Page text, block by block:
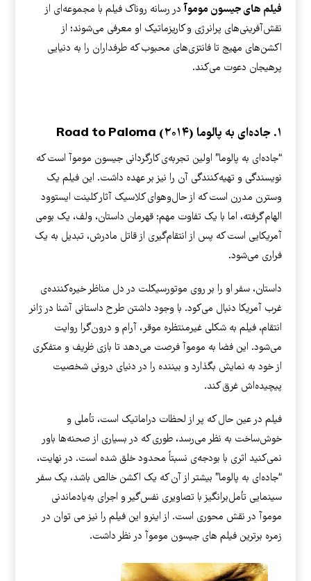
فیلم های جیسون موموآدر رسانه روناک فیلم با مجموعه‌ای از
نقش‌آفرینی‌های پرانرژی و کاریزماتیک او معرفی می‌شوند؛ از
اکشن‌های مهیج تا فانتزی‌های محبوب که طرفداران را به دنیایی
پرهیجان دعوت می‌کند.
۱. جاده‌ای به پالوما Road to Paloma (۲۰۱۴)
“جاده‌ای به پالوما” اولین تجربه‌ی کارگردانی جیسون موموآ است که
نویسندگی و تهیه‌کنندگی آن را نیز بر عهده داشت. این فیلم یک
وسترن مدرن است که از حال‌و‌هوای کلاسیک آثار کلینت ایستوود
الهام گرفته، اما با یک تفاوت مهم: قهرمان داستان، ولف، یک بومی
آمریکایی است که پس از انتقام‌گیری از قاتل مادرش، تبدیل به یک
فراری می‌شود.
داستان، سفر او را بر روی موتورسیکلت در دل مناظر خیره‌کننده‌ی
غرب آمریکا دنبال می‌کود. با وجود داشتن طرح داستانی آشنا در ژانر
انتقام، فیلم به شکلی غیرمنتظره موقر، آرام و درون‌گرا روایت
می‌شود. این فضا به موموآ فرصت می‌دهد تا بازی ظریف و متفکری
از خود به نمایش بگذارد و بیننده را در دنیای درونی شخصیت
پیچیده‌اش غرق کند.
فیلم در عین حال که پر از لحظات دراماتیک است، تأملی و
خوش‌ساخت به نظر می‌رسد، طوری که در بسیاری از صحنه‌ها باور
نمی‌کنید اثری با بودجه‌ی نسبتاً محدود خلق شده است. در نهایت،
“جاده‌ای به پالوما” بیشتر از آن که یک اکشن خالص باشد، یک سفر
سینمایی تأمل‌برانگیز با تصاویری نفس‌گیر و اجرای به‌یادماندنی
موموآ در نقش محوری است. از اینرو این فیلم را نیز می توان در
زمره برترین فیلم های جیسون موموآ در نظر داشت.